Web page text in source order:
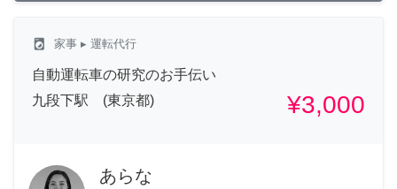
local_laundry_service 家事 ▸ 運転代行
自動運転車の研究のお手伝い
九段下駅 (東京都)
¥3,000
あらな